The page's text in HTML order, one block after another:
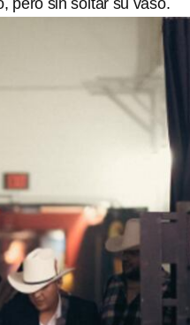
pero sin soltar su vaso.